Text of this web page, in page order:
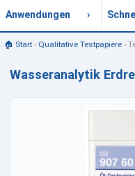
Anwendungen ›
🏠 Start› Qualitative Testpapiere›
Wasseranalytik